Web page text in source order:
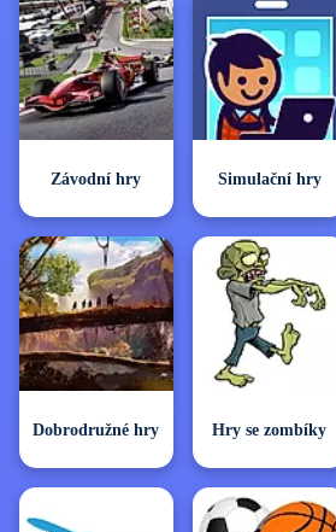
Závodní hry Simulační hry
Dobrodružné hry Hry se zombíky